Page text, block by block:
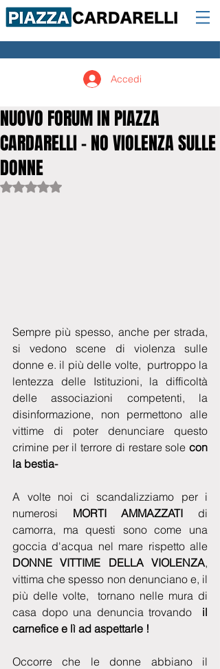
Accedi
NUOVO FORUM IN PIAZZA
CARDARELLI - NO VIOLENZA SULLE
DONNE
Valutazione NaN stelle su 5.
Sempre più spesso, anche per strada,
si vedono scene di violenza sulle
donne e. il più delle volte,  purtroppo la
lentezza delle Istituzioni, la difficoltà
delle associazioni competenti, la
disinformazione, non permettono alle
vittime di poter denunciare questo
crimine per il terrore di restare sole con
la bestia-
A volte noi ci scandalizziamo per i
numerosi MORTI AMMAZZATI di
camorra, ma questi sono come una
DONNE VITTIME DELLA VIOLENZA,
vittima che spesso non denunciano e, il
più delle volte,  tornano nelle mura di
casa dopo una denuncia trovando
il
carnefice e lì ad aspettarle !
Occorre che le donne abbiano il